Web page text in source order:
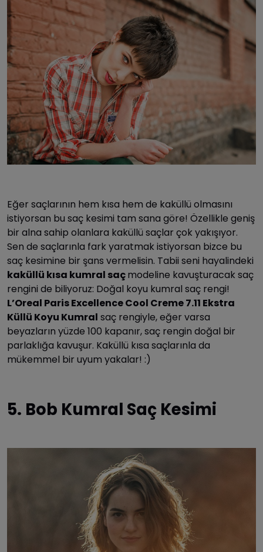
Eğer saçlarının hem kısa hem de kaküllü olmasını
istiyorsan bu saç kesimi tam sana göre! Özellikle geniş
bir alna sahip olanlara kaküllü saçlar çok yakışıyor.
Sen de saçlarınla fark yaratmak istiyorsan bizce bu
saç kesimine bir şans vermelisin. Tabii seni hayalindeki
kaküllü kısa kumral saçmodeline kavuşturacak saç
rengini de biliyoruz: Doğal koyu kumral saç rengi!
L’Oreal Paris Excellence Cool Creme 7.11 Ekstra
Küllü Koyu Kumral saç rengiyle, eğer varsa
beyazların yüzde 100 kapanır, saç rengin doğal bir
parlaklığa kavuşur. Kaküllü kısa saçlarınla da
mükemmel bir uyum yakalar! :)
5. Bob Kumral Saç Kesimi